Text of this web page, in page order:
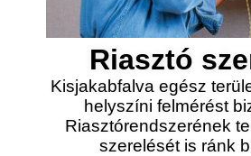
Riasztó
Kisjakabfalva egész
helyszíni felmérést
Riasztórendszerének
szerelését is ránk